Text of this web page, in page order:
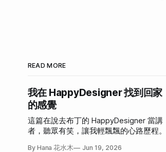
READ MORE
我在 HappyDesigner 找到回家
的感覺
這篇在說去布丁的 HappyDesigner 當講
者，聽眾有笑，讓我輕飄飄的心路歷程。
By Hana 花水木 Jun 19, 2026